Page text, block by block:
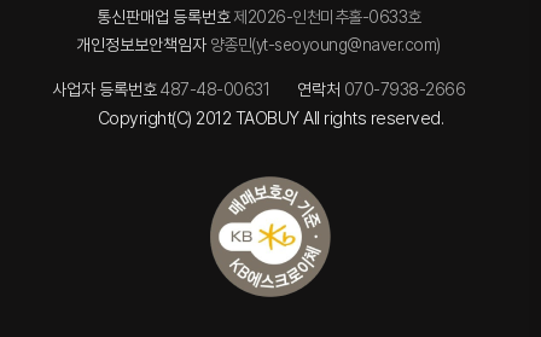
통신판매업 등록번호제2026-인천미추홀-0633호
개인정보보안책임자 양종민(yt-seoyoung@naver.com)
사업자 등록번호487-48-00631 연락처 070-7938-2666
Copyright(C) 2012 TAOBUY All rights reserved.